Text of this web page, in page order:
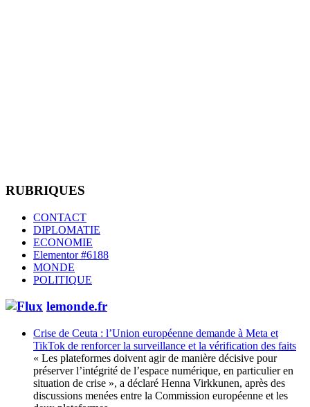
RUBRIQUES
CONTACT
DIPLOMATIE
ECONOMIE
Elementor #6188
MONDE
POLITIQUE
lemonde.fr
Crise de Ceuta : l’Union européenne demande à Meta et
TikTok de renforcer la surveillance et la vérification des faits
« Les plateformes doivent agir de manière décisive pour
préserver l’intégrité de l’espace numérique, en particulier en
situation de crise », a déclaré Henna Virkkunen, après des
discussions menées entre la Commission européenne et les